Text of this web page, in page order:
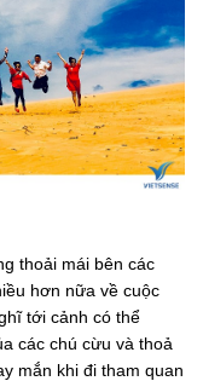
thoải mái bên các
hơn nữa về cuộc
tới cảnh có thể
các chú cừu và thoả
mắn khi đi tham quan